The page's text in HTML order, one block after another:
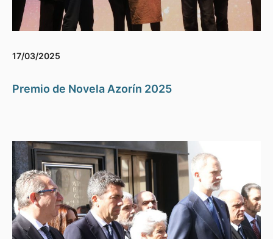
17/03/2025
Premio de Novela Azorín 2025